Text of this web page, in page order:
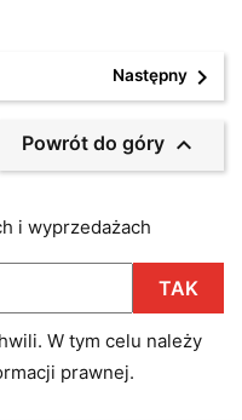
Następny 
Powrót do góry 
i wyprzedażach
W tym celu należy
prawnej.